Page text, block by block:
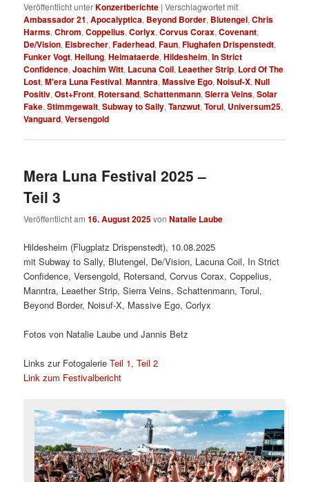
Veröffentlicht unterKonzertberichte |Verschlagwortet mit
Ambassador 21,Apocalyptica, Beyond Border, Blutengel,Chris
Harms,Chrom,Coppelius,Corlyx,Corvus Corax,Covenant,
De/Vision, Eisbrecher,Faderhead,Faun,Flughafen Drispenstedt,
Funker Vogt,Heilung,Heimataerde,Hildesheim,In Strict
Confidence,Joachim Witt, Lacuna Coil, Leaether Strip, Lord Of The
Lost,M'era Luna Festival,Manntra,Massive Ego,Noisuf-X,Null
Positiv,Ost+Front, Rotersand,Schattenmann,Sierra Veins,Solar
Fake,Stimmgewalt,Subway to Sally,Tanzwut,Torul, Universum25,
Vanguard,Versengold
Mera Luna Festival 2025 –
Teil 3
Veröffentlicht am16. August 2025vonNatalie Laube
Hildesheim (Flugplatz Drispenstedt), 10.08.2025
mit Subway to Sally, Blutengel, De/Vision, Lacuna Coil, In Strict
Confidence, Versengold, Rotersand, Corvus Corax, Coppelius,
Manntra, Leaether Strip, Sierra Veins, Schattenmann, Torul,
Beyond Border, Noisuf-X, Massive Ego, Corlyx
Fotos von Natalie Laube und Jannis Betz
Links zur FotogalerieTeil 1,Teil 2
Link zum Festivalbericht